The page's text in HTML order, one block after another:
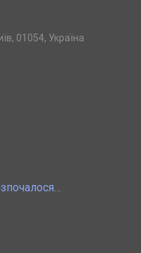
01054, Україна